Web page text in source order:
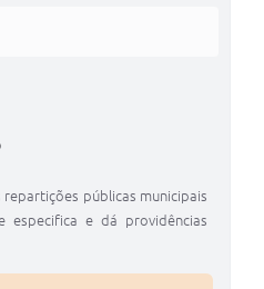
públicas municipais
especifica e dá providências